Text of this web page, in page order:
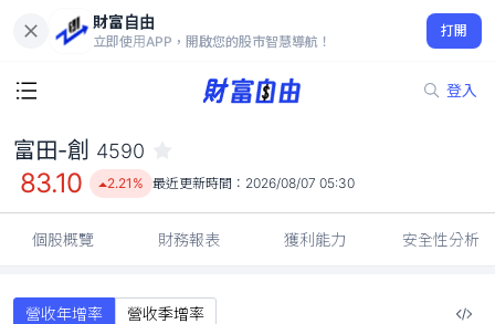
財富自由
立即使用APP，開啟您的股市智慧導航！
打開
登入
83.10
2.21%
富田-創 4590
83.10 2.21% 最近更新時間： 2026/08/07 05:30
個股概覽 財務報表 獲利能力 安全性分析
營收年增率 營收季增率